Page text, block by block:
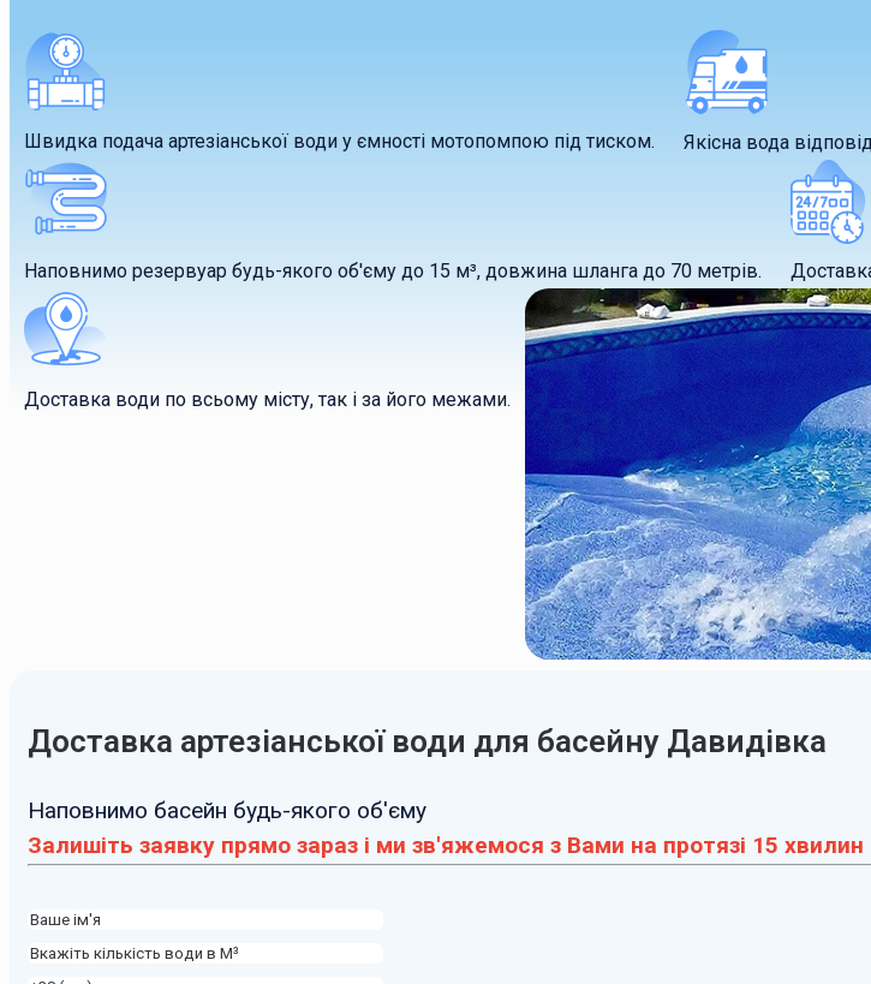
Швидка подача артезіанської води у ємності мотопомпою під тиском. Якісна вода
Наповнимо резервуар будь-якого об'єму до 15 м³, довжина шланга до 70 метрів.
Доставка води по всьому місту, так і за його межами.
Доставка артезіанської води для басейну Давидівка
Наповнимо басейн будь-якого об'єму
Залишіть заявку прямо зараз і ми зв'яжемося з Вами на протязі 15 хвилин